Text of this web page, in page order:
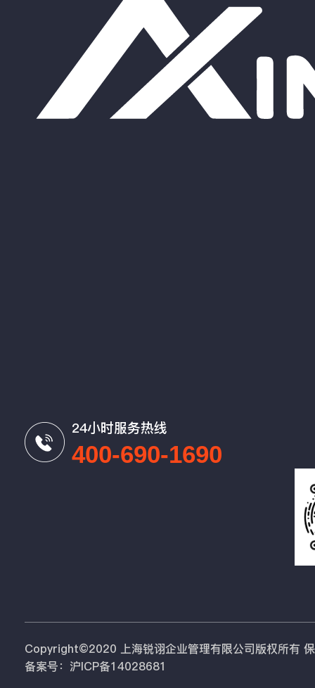
24小时服务热线
400-690-1690
Copyright©2020 上海锐诩企业管理有限公司版权所有
备案号：沪ICP备14028681